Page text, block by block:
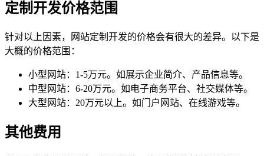
定制开发价格范围
针对以上因素，网站定制开发的价格会有很大的差异。以下是
大概的价格范围：
小型网站：1-5万元。如展示企业简介、产品信息等。
中型网站：6-20万元。如电子商务平台、社交媒体等。
大型网站：20万元以上。如门户网站、在线游戏等。
其他费用